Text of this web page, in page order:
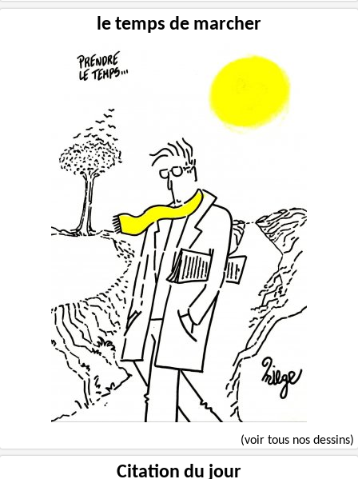
le temps de marcher
(voir tous nos dessins)
Citation du jour